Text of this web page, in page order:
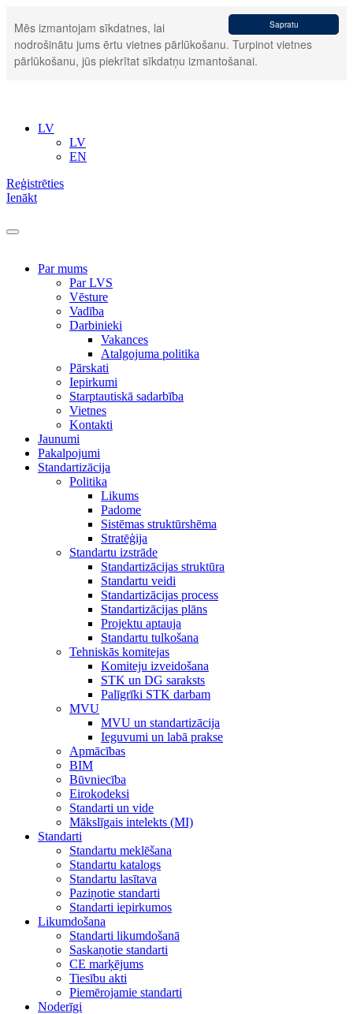
Sapratu
Mēs izmantojam sīkdatnes, lai
nodrošinātu jums ērtu vietnes pārlūkošanu. Turpinot vietnes
pārlūkošanu, jūs piekrītat sīkdatņu izmantošanai.
LV
LV
EN
Reģistrēties
Ienākt
Par mums
Par LVS
Vēsture
Vadība
Darbinieki
Vakances
Atalgojuma politika
Pārskati
Iepirkumi
Starptautiskā sadarbība
Vietnes
Kontakti
Jaunumi
Pakalpojumi
Standartizācija
Politika
Likums
Padome
Sistēmas struktūrshēma
Stratēģija
Standartu izstrāde
Standartizācijas struktūra
Standartu veidi
Standartizācijas process
Standartizācijas plāns
Projektu aptauja
Standartu tulkošana
Tehniskās komitejas
Komiteju izveidošana
STK un DG saraksts
Palīgrīki STK darbam
MVU
MVU un standartizācija
Ieguvumi un labā prakse
Apmācības
BIM
Būvniecība
Eirokodeksi
Standarti un vide
Mākslīgais intelekts (MI)
Standarti
Standartu meklēšana
Standartu katalogs
Standartu lasītava
Paziņotie standarti
Standarti iepirkumos
Likumdošana
Standarti likumdošanā
Saskaņotie standarti
CE marķējums
Tiesību akti
Piemērojamie standarti
Noderīgi